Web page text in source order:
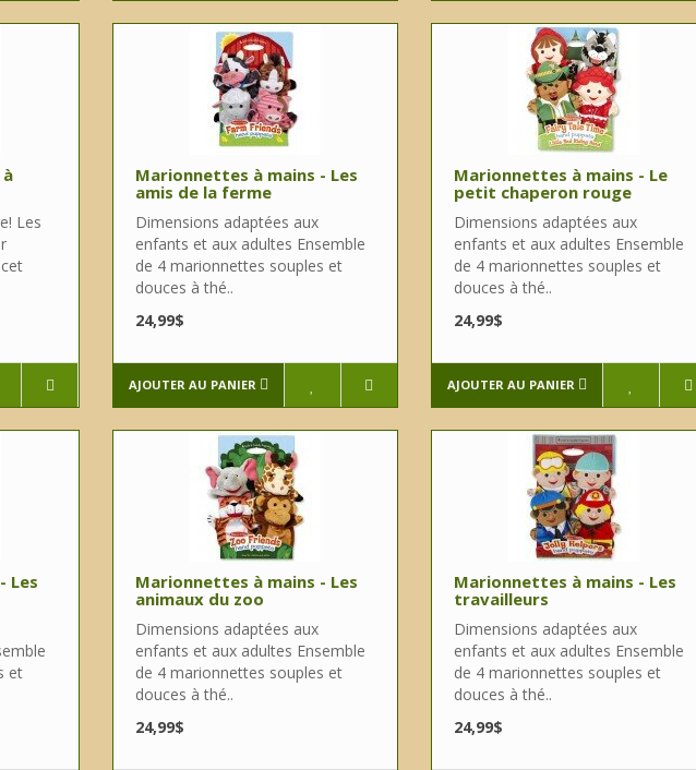
Les
Marionnettes à mains - Les
amis de la ferme
Dimensions adaptées aux
enfants et aux adultes Ensemble
de 4 marionnettes souples et
douces à thé..
24,99$
AJOUTER AU PANIER
Marionnettes à mains - Le
petit chaperon rouge
Dimensions adaptées aux
enfants et aux adultes Ensemble
de 4 marionnettes souples et
douces à thé..
24,99$
AJOUTER AU PANIER
Les
et
Marionnettes à mains - Les
animaux du zoo
Dimensions adaptées aux
enfants et aux adultes Ensemble
de 4 marionnettes souples et
douces à thé..
24,99$
Marionnettes à mains - Les
travailleurs
Dimensions adaptées aux
enfants et aux adultes Ensemble
de 4 marionnettes souples et
douces à thé..
24,99$